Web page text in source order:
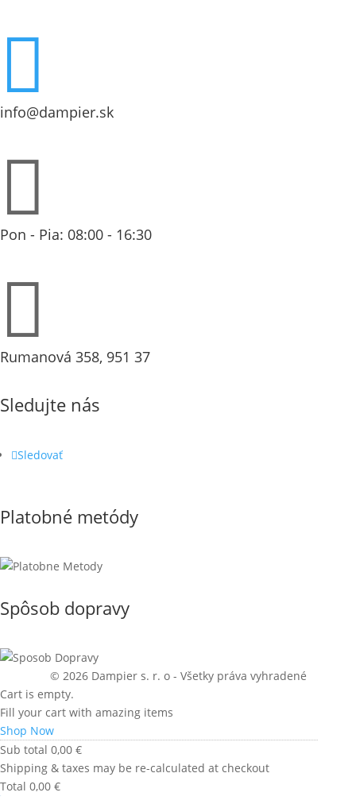

info@dampier.sk

Pon - Pia: 08:00 - 16:30

Rumanová 358, 951 37
Sledujte nás
Sledovať
Platobné metódy
Spôsob dopravy
© 2026 Dampier s. r. o - Všetky práva vyhradené
Cart is empty.
Fill your cart with amazing items
Shop Now
Sub total 0,00 €
Shipping & taxes may be re-calculated at checkout
Total 0,00 €